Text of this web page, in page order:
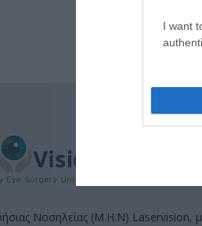
I want
Νοσηλείας (Μ.Η.Ν) Laservision,